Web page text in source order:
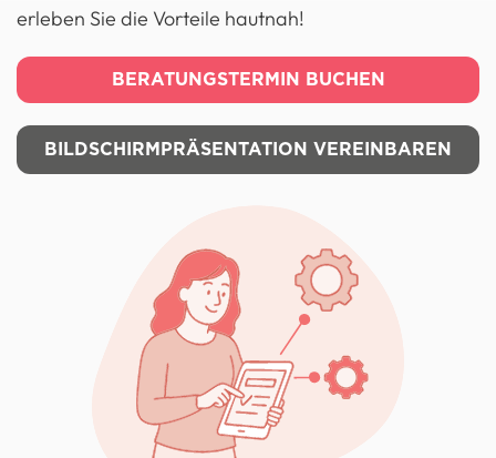
erleben Sie die Vorteile hautnah!
BERATUNGSTERMIN BUCHEN
BILDSCHIRMPRÄSENTATION VEREINBAREN